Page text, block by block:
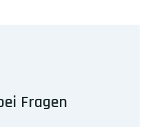
Fragen